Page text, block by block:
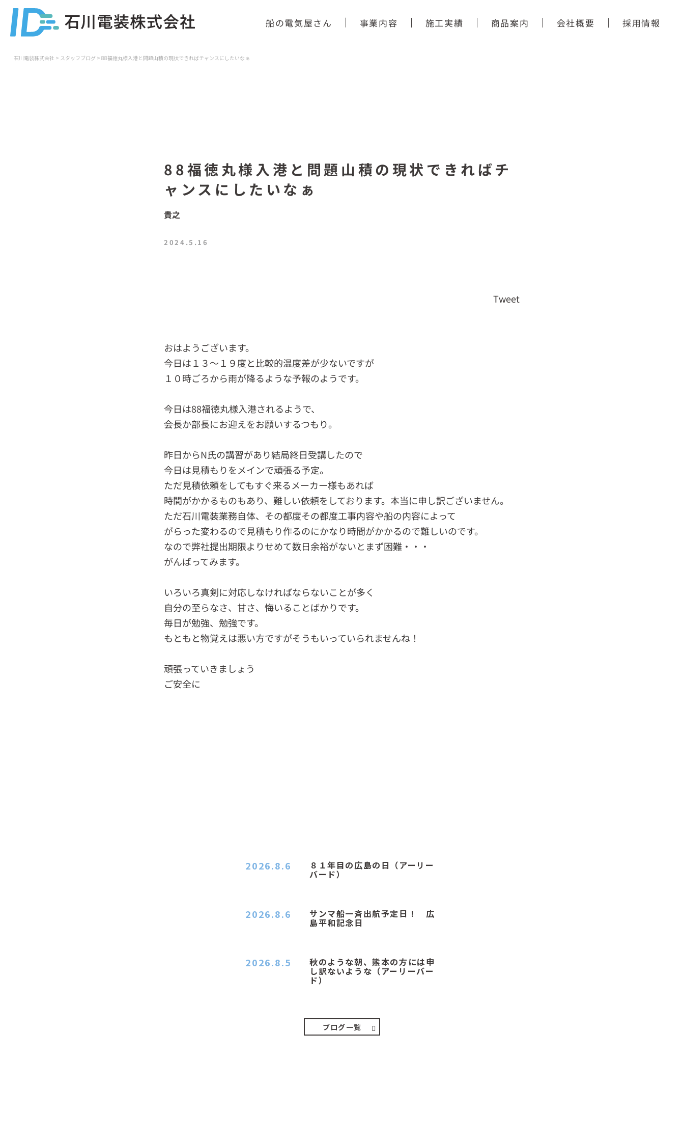
船の電気屋さん 事業内容 施工実績 商品案内 会社概要 採用情報
石川電装株式会社 > スタッフブログ > 88福徳丸様入港と問題山積の現状できればチャンスにしたいなぁ
88福徳丸様入港と問題山積の現状できればチ
ャンスにしたいなぁ
貴之
2024.5.16
Tweet
おはようございます。
今日は１３～１９度と比較的温度差が少ないですが
１０時ごろから雨が降るような予報のようです。
今日は88福徳丸様入港されるようで、
会長か部長にお迎えをお願いするつもり。
昨日からN氏の講習があり結局終日受講したので
今日は見積もりをメインで頑張る予定。
ただ見積依頼をしてもすぐ来るメーカー様もあれば
時間がかかるものもあり、難しい依頼をしております。本当に申し訳ございません。
ただ石川電装業務自体、その都度その都度工事内容や船の内容によって
がらった変わるので見積もり作るのにかなり時間がかかるので難しいのです。
なので弊社提出期限よりせめて数日余裕がないとまず困難・・・
がんばってみます。
いろいろ真剣に対応しなければならないことが多く
自分の至らなさ、甘さ、悔いることばかりです。
毎日が勉強、勉強です。
もともと物覚えは悪い方ですがそうもいっていられませんね！
頑張っていきましょう
ご安全に
８１年目の広島の日（アーリー
バード）
2026.8.6
サンマ船一斉出航予定日！ 広
島平和記念日
2026.8.6
秋のような朝、熊本の方には申
し訳ないような（アーリーバー
ド）
2026.8.5
ブログ一覧